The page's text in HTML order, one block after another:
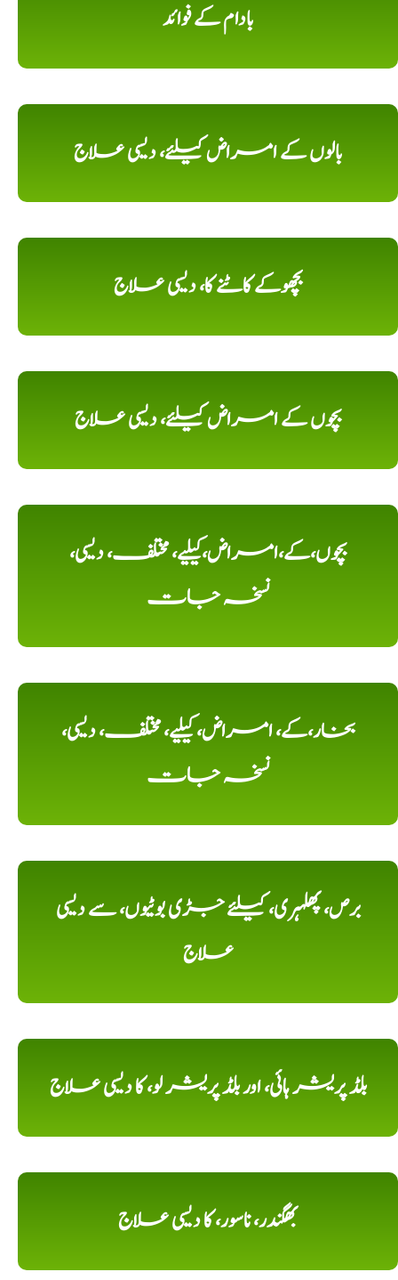
بادام کے فوائد
بالوں کے امراض کیلئے، دیسی علاج
بچھوکے کاٹنے کا، دیسی علاج
بچوں کے امراض کیلئے، دیسی علاج
بچوں،کے،امراض،کیلیے، مختلف، دیسی،
نسخہ جات
بخار،کے، امراض، کیلیے، مختلف، دیسی،
نسخہ جات
برص، پھلہری، کیلئے جڑی بوٹیوں، سے دیسی
علاج
بلڈ پریشر ہائی، اور بلڈ پریشر لو، کا دیسی علاج
بھگندر، ناسور، کا دیسی علاج